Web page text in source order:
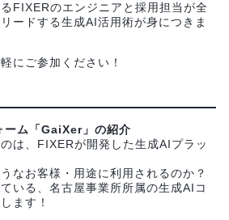
FIXERのエンジニアと採用担当が全
ードする生成AI活用術が身につきま
にご参加ください！
ーム「GaiXer」の紹介
は、FIXERが開発した生成AIプラッ
なお客様・用途に利用されるのか？
いる、名古屋事業所所属の生成AIコ
ます！